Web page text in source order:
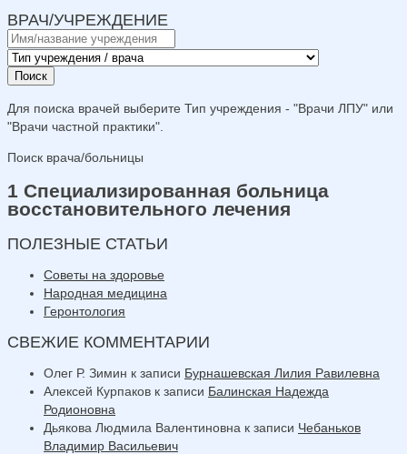
ВРАЧ/УЧРЕЖДЕНИЕ
Поиск
Для поиска врачей выберите Тип учреждения - "Врачи ЛПУ" или
"Врачи частной практики".
Поиск врача/больницы
1 Специализированная больница
восстановительного лечения
ПОЛЕЗНЫЕ СТАТЬИ
Советы на здоровье
Народная медицина
Геронтология
СВЕЖИЕ КОММЕНТАРИИ
Олег Р. Зимин к записи Бурнашевская Лилия Равилевна
Алексей Курпаков к записи Балинская Надежда
Родионовна
Дьякова Людмила Валентиновна к записи Чебаньков
Владимир Васильевич